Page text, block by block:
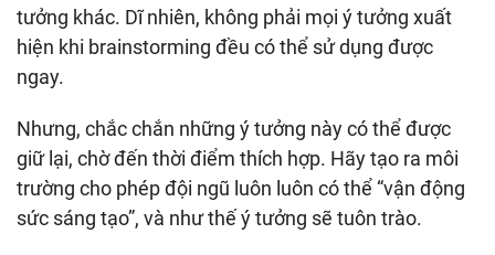
tưởng khác. Dĩ nhiên, không phải mọi ý tưởng xuất
hiện khi brainstorming đều có thể sử dụng được
ngay.
Nhưng, chắc chắn những ý tưởng này có thể được
giữ lại, chờ đến thời điểm thích hợp. Hãy tạo ra môi
trường cho phép đội ngũ luôn luôn có thể “vận động
sức sáng tạo”, và như thế ý tưởng sẽ tuôn trào.